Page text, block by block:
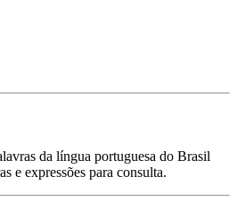
da língua portuguesa do Brasil
e expressões para consulta.